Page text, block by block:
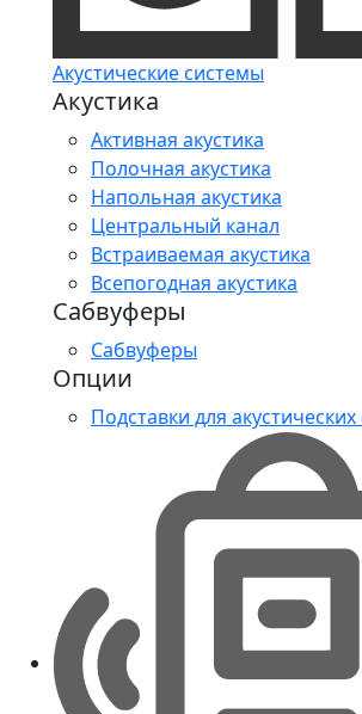
Акустические системы
Акустика
Активная акустика
Полочная акустика
Напольная акустика
Центральный канал
Встраиваемая акустика
Всепогодная акустика
Сабвуферы
Сабвуферы
Опции
Подставки для